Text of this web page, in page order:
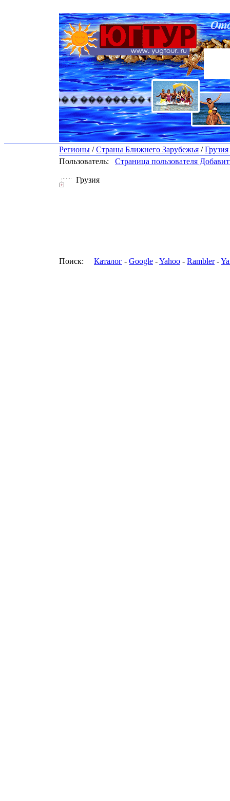
������� �������� �������
Регионы /Страны Ближнего Зарубежья /Грузия
Пользователь:
Страница пользователя
Грузия
Поиск: Каталог - Google -Yahoo - Rambler-